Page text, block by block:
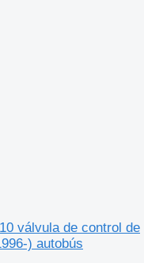
válvula de control de
) autobús